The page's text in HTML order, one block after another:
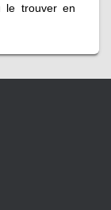
le trouver en